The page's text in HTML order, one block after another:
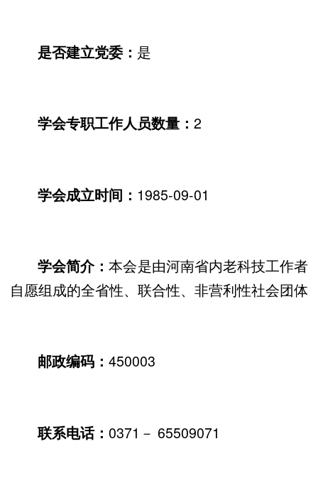
是否建立党委： 是
学会专职工作人员数量：2
学会成立时间： 1985-09-01
学会简介：本会是由河南省内老科技工作者
自愿组成的全省性、联合性、非营利性社会团体
邮政编码：450003
联系电话：0371－ 65509071